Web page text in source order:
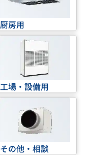
厨房用
工場・設備用
その他・相談